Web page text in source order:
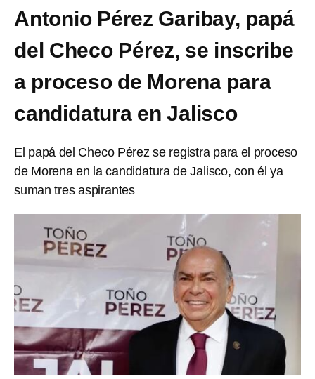
Antonio Pérez Garibay, papá
del Checo Pérez, se inscribe
a proceso de Morena para
candidatura en Jalisco
El papá del Checo Pérez se registra para el proceso
de Morena en la candidatura de Jalisco, con él ya
suman tres aspirantes